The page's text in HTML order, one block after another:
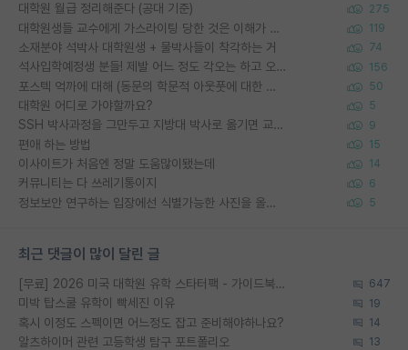
대학원 월급 정리해준다 (공대 기준) 275
대학원생들 교수에게 가스라이팅 당한 것은 이해가 갑니다. 안타깝네요. 119
소재분야 석박사 대학원생 + 물박사들이 착각하는 거 74
석사입학예정생 분들! 제발 어느 정도 각오는 하고 오세요. 156
포스텍 억까에 대해 (동문의 학문적 아웃풋에 대한 반박) 50
대학원 어디로 가야할까요? 5
SSH 박사과정을 그만두고 지방대 박사로 옮기면 교수의 꿈은 끝일까요? 9
편애 하는 방법 15
이사이트가 처음엔 정말 도움많이됐는데 14
커뮤니티는 다 쓰레기통이지 6
정보보안 연구하는 입장에선 식별가능한 사진을 올리는건 비추이긴함 5
최근 댓글이 많이 달린 글
[무료] 2026 미국 대학원 유학 스타터팩 - 가이드북 & 합격자 컨택메일 템플릿 647
미박 탑스쿨 유학이 빡세진 이유 19
혹시 이정도 스펙이면 어느정도 잡고 준비해야하나요? 14
알츠하이머 관련 고등학생 탐구 포트폴리오 13